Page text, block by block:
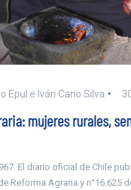
Epul e Iván Cano Silva
mujeres rurales,
El diario oficial de Chile
Reforma Agraria y n°16.625